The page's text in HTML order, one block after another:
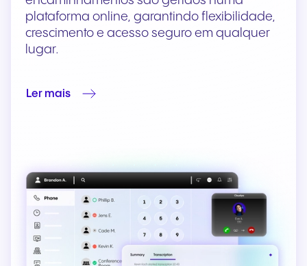
plataforma online, garantindo flexibilidade,
crescimento e acesso seguro em qualquer
lugar.
Ler mais